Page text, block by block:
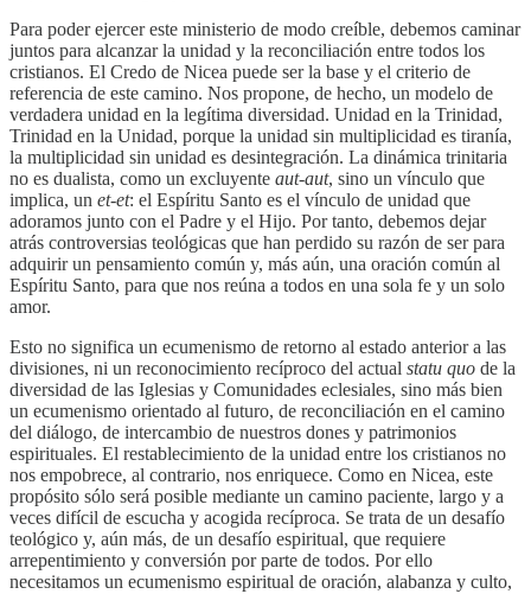
Para poder ejercer este ministerio de modo creíble, debemos caminar
juntos para alcanzar la unidad y la reconciliación entre todos los
cristianos. El Credo de Nicea puede ser la base y el criterio de
referencia de este camino. Nos propone, de hecho, un modelo de
verdadera unidad en la legítima diversidad. Unidad en la Trinidad,
Trinidad en la Unidad, porque la unidad sin multiplicidad es tiranía,
la multiplicidad sin unidad es desintegración. La dinámica trinitaria
no es dualista, como un excluyente aut-aut, sino un vínculo que
implica, un et-et: el Espíritu Santo es el vínculo de unidad que
adoramos junto con el Padre y el Hijo. Por tanto, debemos dejar
atrás controversias teológicas que han perdido su razón de ser para
adquirir un pensamiento común y, más aún, una oración común al
Espíritu Santo, para que nos reúna a todos en una sola fe y un solo
amor.
Esto no significa un ecumenismo de retorno al estado anterior a las
divisiones, ni un reconocimiento recíproco del actual statu quo de la
diversidad de las Iglesias y Comunidades eclesiales, sino más bien
un ecumenismo orientado al futuro, de reconciliación en el camino
del diálogo, de intercambio de nuestros dones y patrimonios
espirituales. El restablecimiento de la unidad entre los cristianos no
nos empobrece, al contrario, nos enriquece. Como en Nicea, este
propósito sólo será posible mediante un camino paciente, largo y a
veces difícil de escucha y acogida recíproca. Se trata de un desafío
teológico y, aún más, de un desafío espiritual, que requiere
arrepentimiento y conversión por parte de todos. Por ello
necesitamos un ecumenismo espiritual de oración, alabanza y culto,